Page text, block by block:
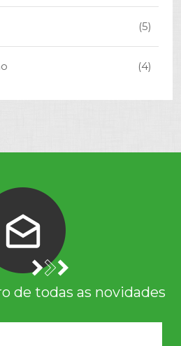
(5)
(4)
de todas as novidades